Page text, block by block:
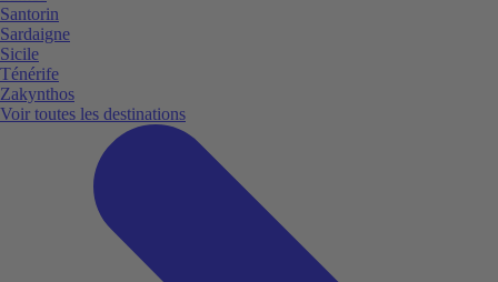
Santorin
Sardaigne
Sicile
Ténérife
Zakynthos
Voir toutes les destinations